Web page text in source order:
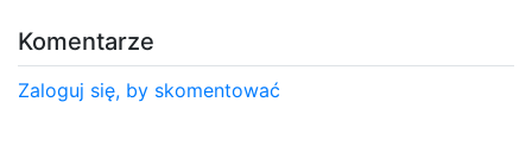
Komentarze
Zaloguj się, by skomentować